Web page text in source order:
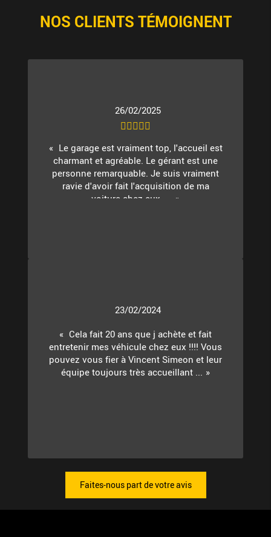
NOS CLIENTS TÉMOIGNENT
26/02/2025
Le garage est vraiment top, l'accueil est
charmant et agréable. Le gérant est une
personne remarquable. Je suis vraiment
ravie d'avoir fait l'acquisition de ma
voiture chez eux. ...
23/02/2024
Cela fait 20 ans que j achète et fait
entretenir mes véhicule chez eux !!!! Vous
pouvez vous fier à Vincent Simeon et leur
équipe toujours très accueillant ...
Faites-nous part de votre avis